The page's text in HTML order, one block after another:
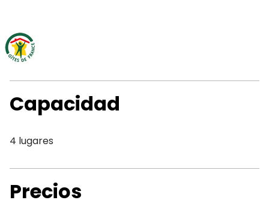
Capacidad
4 lugares
Precios